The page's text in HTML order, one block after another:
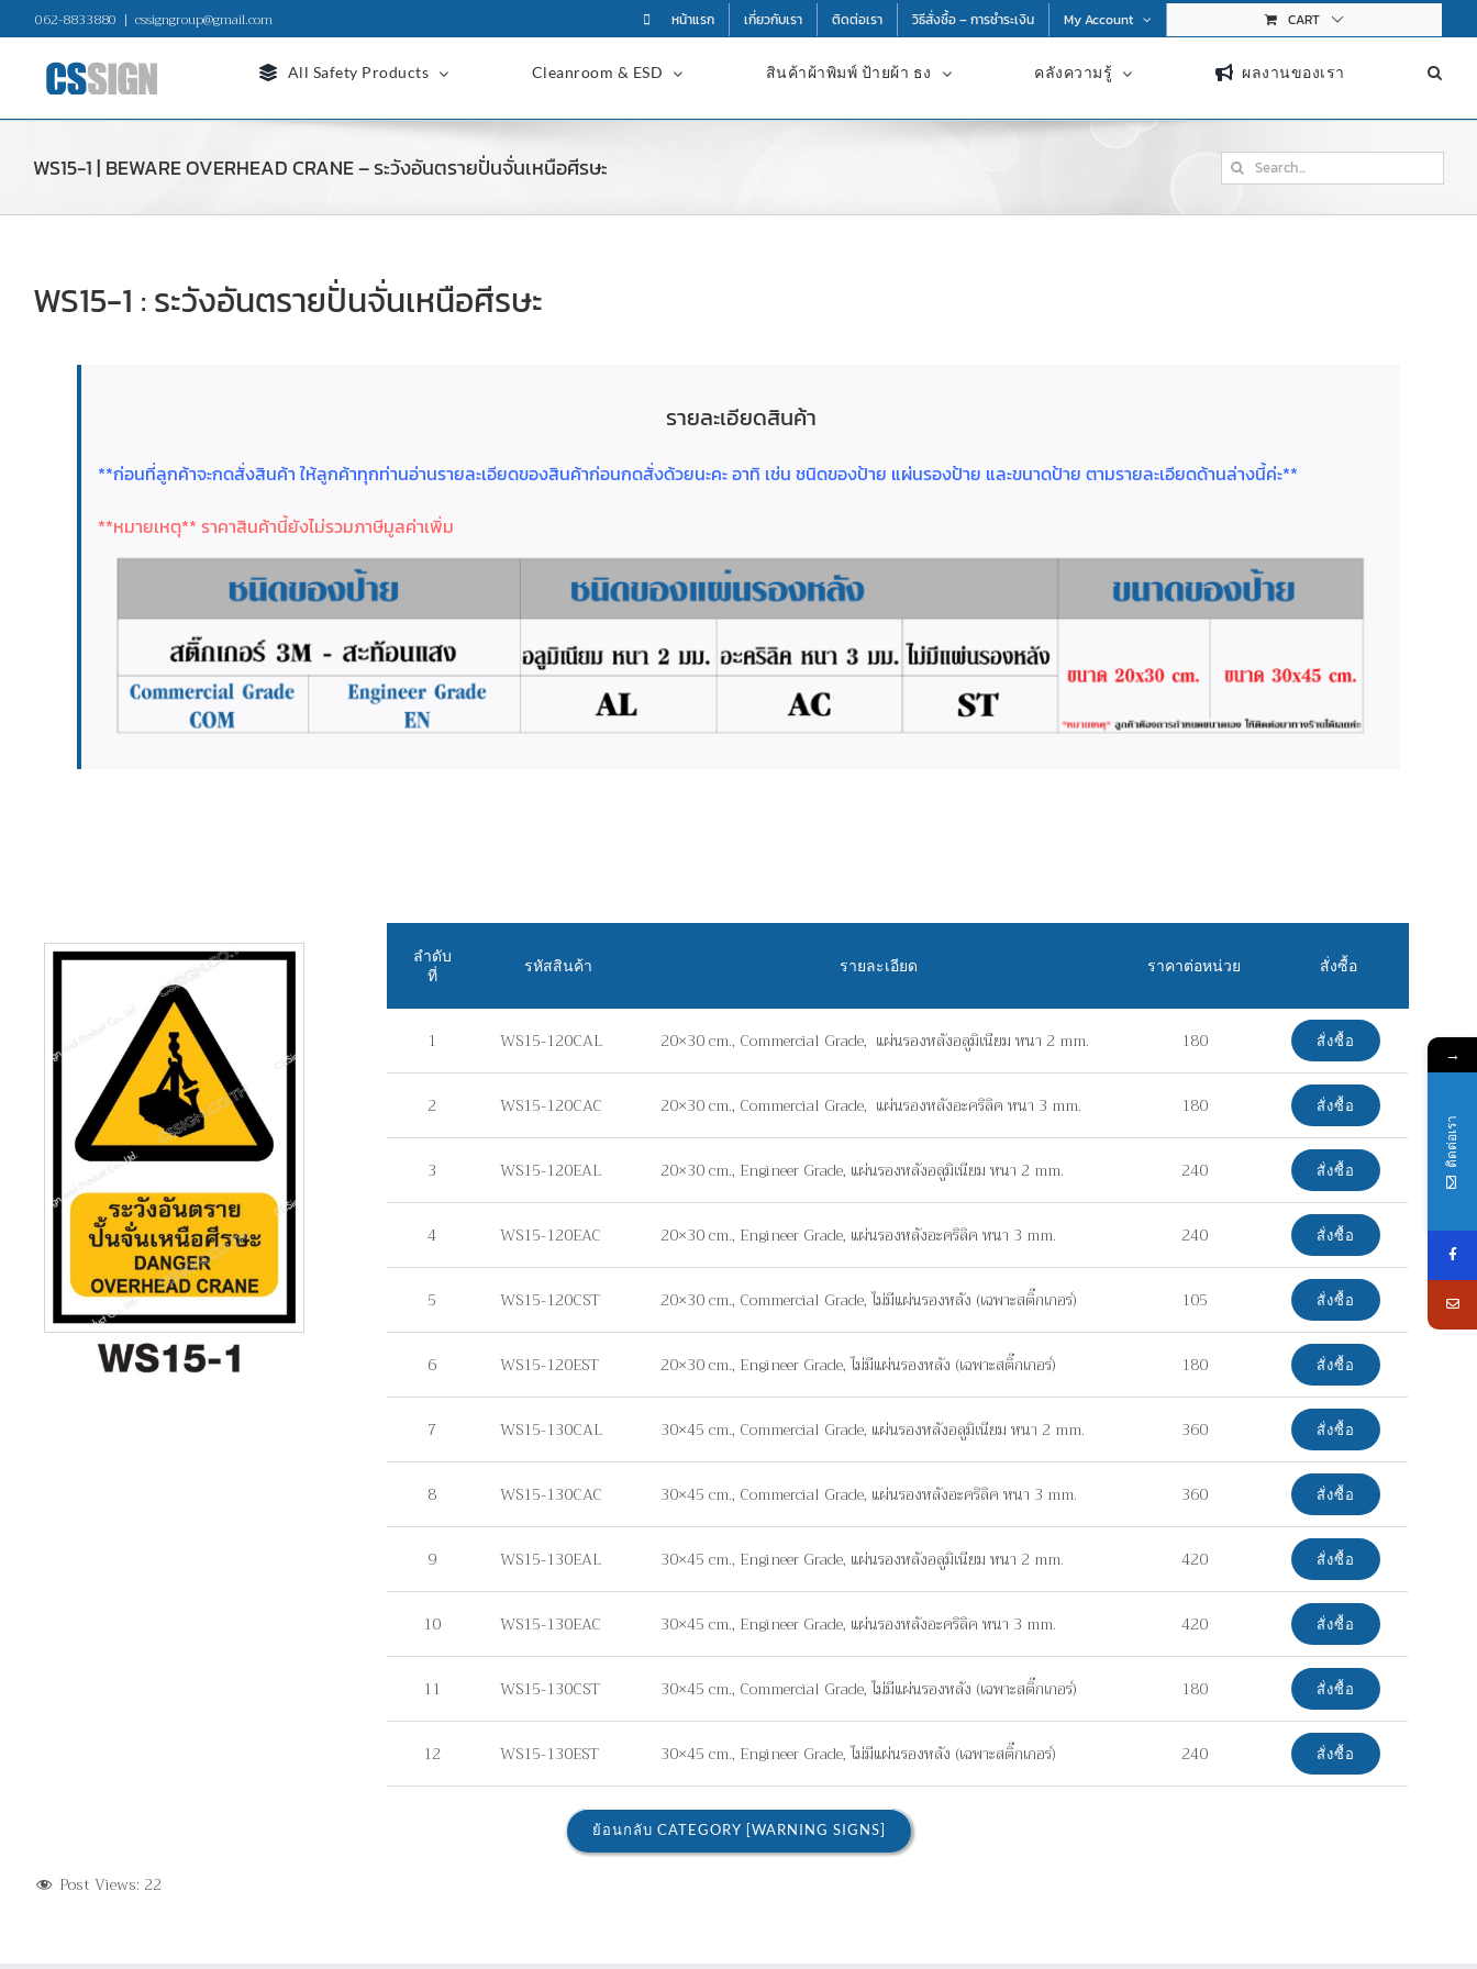
to
content
062-8833880 | cssigngroup@gmail.com หน้าแรก เกี่ยวกับเรา ติดต่อเรา วิธีสั่งซื้อ – การชำระเงิน My Account CART
All Safety Products Cleanroom & ESD สินค้าผ้าพิมพ์ ป้ายผ้า ธง คลังความรู้ ผลงานของเรา
WS15-1 | BEWARE OVERHEAD CRANE – ระวังอันตรายปั่นจั่นเหนือศีรษะ
Search
for:
WS15-1 : ระวังอันตรายปั่นจั่นเหนือศีรษะ
รายละเอียดสินค้า
**ก่อนที่ลูกค้าจะกดสั่งสินค้า ให้ลูกค้าทุกท่านอ่านรายละเอียดของสินค้าก่อนกดสั่งด้วยนะคะ อาทิ เช่น ชนิดของป้าย แผ่นรองป้าย และขนาดป้าย ตามรายละเอียดด้านล่างนี้ค่ะ**
**หมายเหตุ** ราคาสินค้านี้ยังไม่รวมภาษีมูลค่าเพิ่ม
ลำดับ
ที่
รหัสสินค้า รายละเอียด ราคาต่อหน่วย สั่งซื้อ
1 WS15-120CAL 20×30 cm., Commercial Grade, แผ่นรองหลังอลูมิเนียม หนา 2 mm. 180 สั่งซื้อ
2 WS15-120CAC 20×30 cm., Commercial Grade, แผ่นรองหลังอะคริลิค หนา 3 mm. 180 สั่งซื้อ
3 WS15-120EAL 20×30 cm., Engineer Grade, แผ่นรองหลังอลูมิเนียม หนา 2 mm. 240 สั่งซื้อ
4 WS15-120EAC 20×30 cm., Engineer Grade, แผ่นรองหลังอะคริลิค หนา 3 mm. 240 สั่งซื้อ
5 WS15-120CST 20×30 cm., Commercial Grade, ไม่มีแผ่นรองหลัง (เฉพาะสติ๊กเกอร์) 105 สั่งซื้อ
6 WS15-120EST 20×30 cm., Engineer Grade, ไม่มีแผ่นรองหลัง (เฉพาะสติ๊กเกอร์) 180 สั่งซื้อ
7 WS15-130CAL 30×45 cm., Commercial Grade, แผ่นรองหลังอลูมิเนียม หนา 2 mm. 360 สั่งซื้อ
8 WS15-130CAC 30×45 cm., Commercial Grade, แผ่นรองหลังอะคริลิค หนา 3 mm. 360 สั่งซื้อ
9 WS15-130EAL 30×45 cm., Engineer Grade, แผ่นรองหลังอลูมิเนียม หนา 2 mm. 420 สั่งซื้อ
10 WS15-130EAC 30×45 cm., Engineer Grade, แผ่นรองหลังอะคริลิค หนา 3 mm. 420 สั่งซื้อ
11 WS15-130CST 30×45 cm., Commercial Grade, ไม่มีแผ่นรองหลัง (เฉพาะสติ๊กเกอร์) 180 สั่งซื้อ
12 WS15-130EST 30×45 cm., Engineer Grade, ไม่มีแผ่นรองหลัง (เฉพาะสติ๊กเกอร์) 240 สั่งซื้อ
ย้อนกลับ CATEGORY [WARNING SIGNS]
Post Views: 22
→
ติดต่อเรา